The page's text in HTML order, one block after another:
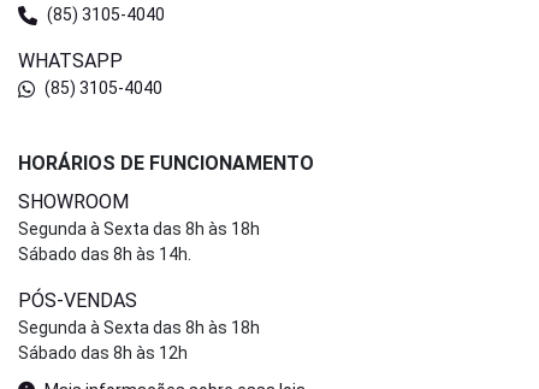
(85) 3105-4040
WHATSAPP
(85) 3105-4040
HORÁRIOS DE FUNCIONAMENTO
SHOWROOM
Segunda à Sexta das 8h às 18h
Sábado das 8h às 14h.
PÓS-VENDAS
Segunda à Sexta das 8h às 18h
Sábado das 8h às 12h